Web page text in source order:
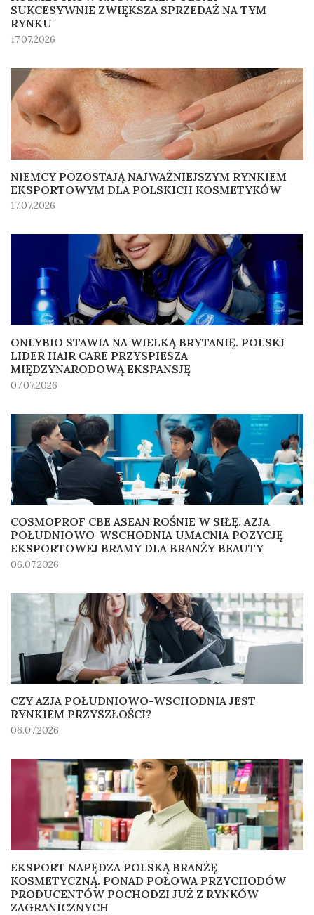
SUKCESYWNIE ZWIĘKSZA SPRZEDAŻ NA TYM
RYNKU
17.07.2026
NIEMCY POZOSTAJĄ NAJWAŻNIEJSZYM RYNKIEM
EKSPORTOWYM DLA POLSKICH KOSMETYKÓW
17.07.2026
ONLYBIO STAWIA NA WIELKĄ BRYTANIĘ. POLSKI
LIDER HAIR CARE PRZYSPIESZA
MIĘDZYNARODOWĄ EKSPANSJĘ
07.07.2026
COSMOPROF CBE ASEAN ROŚNIE W SIŁĘ. AZJA
POŁUDNIOWO-WSCHODNIA UMACNIA POZYCJĘ
EKSPORTOWEJ BRAMY DLA BRANŻY BEAUTY
06.07.2026
CZY AZJA POŁUDNIOWO-WSCHODNIA JEST
RYNKIEM PRZYSZŁOŚCI?
06.07.2026
EKSPORT NAPĘDZA POLSKĄ BRANŻĘ
KOSMETYCZNĄ. PONAD POŁOWA PRZYCHODÓW
PRODUCENTÓW POCHODZI JUŻ Z RYNKÓW
ZAGRANICZNYCH